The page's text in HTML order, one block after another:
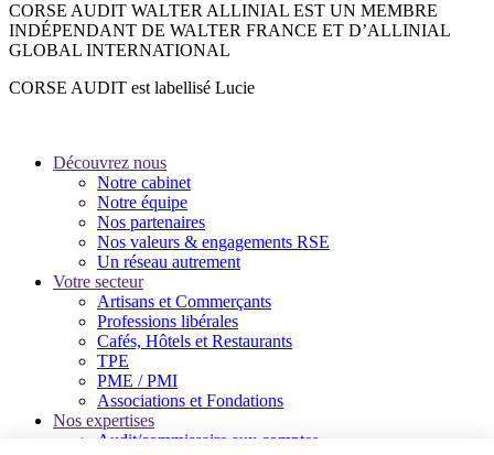
CORSE AUDIT WALTER ALLINIAL EST UN MEMBRE
INDÉPENDANT DE WALTER FRANCE ET D’ALLINIAL
GLOBAL INTERNATIONAL
CORSE AUDIT est labellisé Lucie
Découvrez nous
Notre cabinet
Notre équipe
Nos partenaires
Nos valeurs & engagements RSE
Un réseau autrement
Votre secteur
Artisans et Commerçants
Professions libérales
Cafés, Hôtels et Restaurants
TPE
PME / PMI
Associations et Fondations
Nos expertises
Audit/commissaire aux comptes